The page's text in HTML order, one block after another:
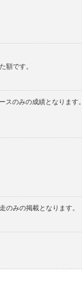
額です。
のみの成績となります。
みの掲載となります。